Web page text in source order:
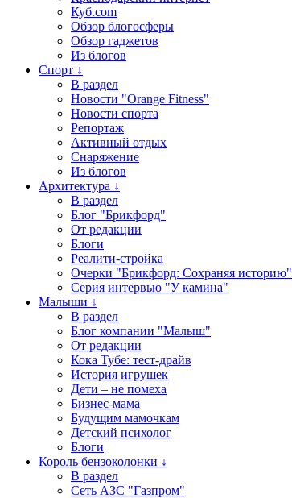
Куб.com
Обзор блогосферы
Обзор гаджетов
Из блогов
Спорт ↓
В раздел
Новости "Orange Fitness"
Новости спорта
Репортаж
Активный отдых
Снаряжение
Из блогов
Архитектура ↓
В раздел
Блог "Брикфорд"
От редакции
Блоги
Реалити-стройка
Очерки "Брикфорд: Сохраняя историю"
Серия интервью "У камина"
Малыши ↓
В раздел
Блог компании "Малыш"
От редакции
Кока Тубе: тест-драйв
История игрушек
Дети – не помеха
Бизнес-мама
Будущим мамочкам
Детский психолог
Блоги
Король бензоколонки ↓
В раздел
Сеть АЗС "Газпром"